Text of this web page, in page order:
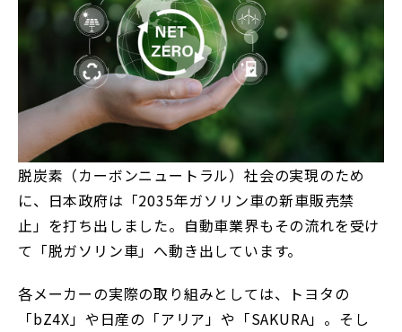
脱炭素（カーボンニュートラル）社会の実現のため
に、日本政府は「2035年ガソリン車の新車販売禁
止」を打ち出しました。自動車業界もその流れを受け
て「脱ガソリン車」へ動き出しています。
各メーカーの実際の取り組みとしては、トヨタの
「bZ4X」や日産の「アリア」や「SAKURA」。そし